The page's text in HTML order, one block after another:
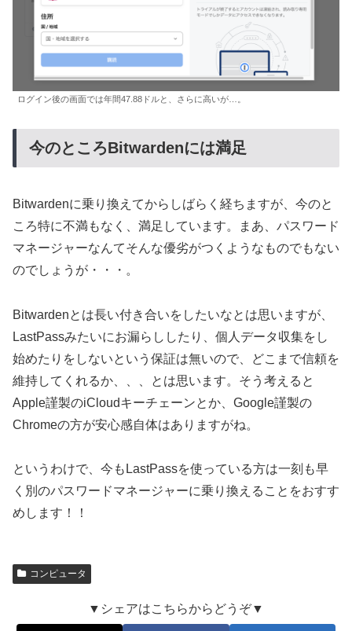
ログイン後の画面では年間47.88ドルと、さらに高いが…。
今のところBitwardenには満足
Bitwardenに乗り換えてからしばらく経ちますが、今のと
ころ特に不満もなく、満足しています。まあ、パスワード
マネージャーなんてそんな優劣がつくようなものでもない
のでしょうが・・・。
Bitwardenとは長い付き合いをしたいなとは思いますが、
LastPassみたいにお漏らししたり、個人データ収集をし
始めたりをしないという保証は無いので、どこまで信頼を
維持してくれるか、、、とは思います。そう考えると
Apple謹製のiCloudキーチェーンとか、Google謹製の
Chromeの方が安心感自体はありますがね。
というわけで、今もLastPassを使っている方は一刻も早
く別のパスワードマネージャーに乗り換えることをおすす
めします！！
コンピュータ
▼シェアはこちらからどうぞ▼